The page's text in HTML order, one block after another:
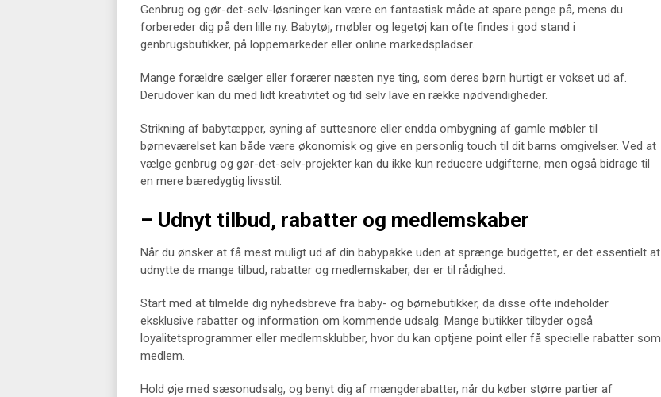
Genbrug og gør-det-selv-løsninger kan være en fantastisk måde at spare penge på, mens du
forbereder dig på den lille ny. Babytøj, møbler og legetøj kan ofte findes i god stand i
genbrugsbutikker, på loppemarkeder eller online markedspladser.
Mange forældre sælger eller forærer næsten nye ting, som deres børn hurtigt er vokset ud af.
Derudover kan du med lidt kreativitet og tid selv lave en række nødvendigheder.
Strikning af babytæpper, syning af suttesnore eller endda ombygning af gamle møbler til
børneværelset kan både være økonomisk og give en personlig touch til dit barns omgivelser. Ved at
vælge genbrug og gør-det-selv-projekter kan du ikke kun reducere udgifterne, men også bidrage til
en mere bæredygtig livsstil.
– Udnyt tilbud, rabatter og medlemskaber
Når du ønsker at få mest muligt ud af din babypakke uden at sprænge budgettet, er det essentielt at
udnytte de mange tilbud, rabatter og medlemskaber, der er til rådighed.
Start med at tilmelde dig nyhedsbreve fra baby- og børnebutikker, da disse ofte indeholder
eksklusive rabatter og information om kommende udsalg. Mange butikker tilbyder også
loyalitetsprogrammer eller medlemsklubber, hvor du kan optjene point eller få specielle rabatter som
medlem.
Hold øje med sæsonudsalg, og benyt dig af mængderabatter, når du køber større partier af